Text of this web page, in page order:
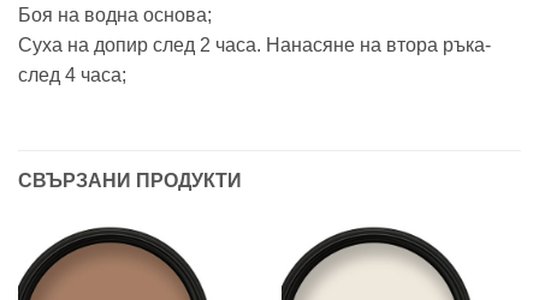
Боя на водна основа;
Суха на допир след 2 часа. Нанасяне на втора ръка-
след 4 часа;
СВЪРЗАНИ ПРОДУКТИ